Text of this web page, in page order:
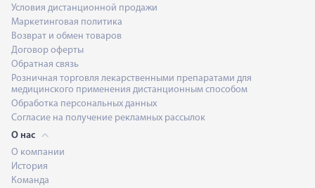
Условия дистанционной продажи
Маркетинговая политика
Возврат и обмен товаров
Договор оферты
Обратная связь
Розничная торговля лекарственными препаратами для
медицинского применения дистанционным способом
Обработка персональных данных
Согласие на получение рекламных рассылок
О нас
О компании
История
Команда